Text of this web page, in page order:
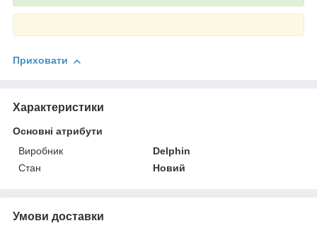
Приховати
Характеристики
Основні атрибути
Виробник
Delphin
Стан
Новий
Умови доставки